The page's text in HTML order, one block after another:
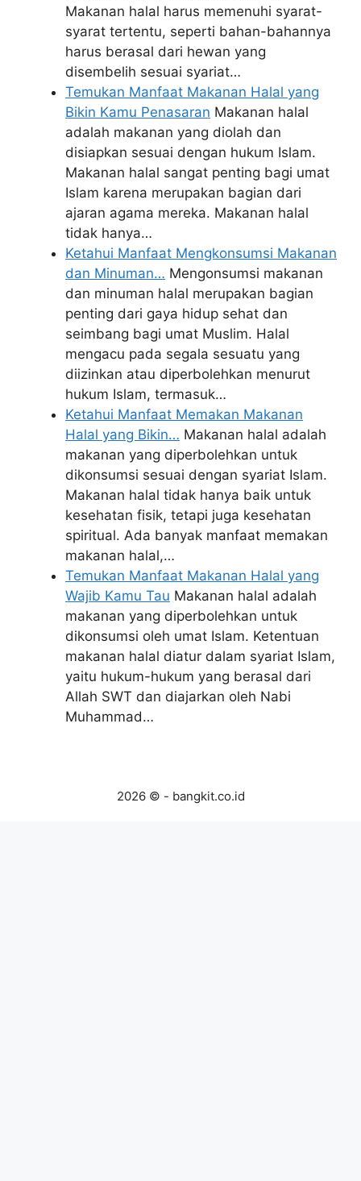
Makanan halal harus memenuhi syarat-
syarat tertentu, seperti bahan-bahannya
harus berasal dari hewan yang
disembelih sesuai syariat…
Temukan Manfaat Makanan Halal yang
Bikin Kamu Penasaran Makanan halal
adalah makanan yang diolah dan
disiapkan sesuai dengan hukum Islam.
Makanan halal sangat penting bagi umat
Islam karena merupakan bagian dari
ajaran agama mereka. Makanan halal
tidak hanya…
Ketahui Manfaat Mengkonsumsi Makanan
dan Minuman… Mengonsumsi makanan
dan minuman halal merupakan bagian
penting dari gaya hidup sehat dan
seimbang bagi umat Muslim. Halal
mengacu pada segala sesuatu yang
diizinkan atau diperbolehkan menurut
hukum Islam, termasuk…
Ketahui Manfaat Memakan Makanan
Halal yang Bikin… Makanan halal adalah
makanan yang diperbolehkan untuk
dikonsumsi sesuai dengan syariat Islam.
Makanan halal tidak hanya baik untuk
kesehatan fisik, tetapi juga kesehatan
spiritual. Ada banyak manfaat memakan
makanan halal,…
Temukan Manfaat Makanan Halal yang
Wajib Kamu Tau Makanan halal adalah
makanan yang diperbolehkan untuk
dikonsumsi oleh umat Islam. Ketentuan
makanan halal diatur dalam syariat Islam,
yaitu hukum-hukum yang berasal dari
Allah SWT dan diajarkan oleh Nabi
Muhammad…
2026 © - bangkit.co.id